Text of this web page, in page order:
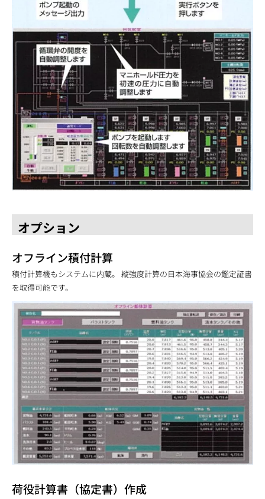
オプション
オフライン積付計算
積付計算機もシステムに内蔵。 縦強度計算の日本海事協会の鑑定証書
を取得可能です。
荷役計算書（協定書）作成